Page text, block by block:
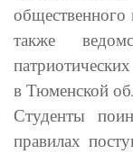
общественного
также
в Тюменской
Студенты
правилах